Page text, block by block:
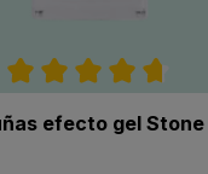
Calificación
efecto gel